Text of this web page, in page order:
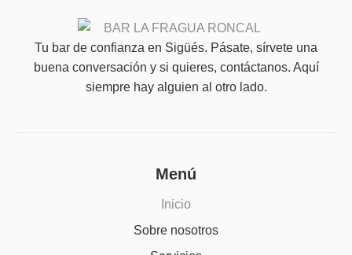
Tu bar de confianza en Sigüés. Pásate, sírvete una
buena conversación y si quieres, contáctanos. Aquí
siempre hay alguien al otro lado.
Menú
Inicio
Sobre nosotros